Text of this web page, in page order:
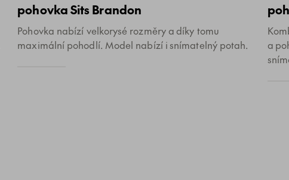
pohovka Sits Brandon
Pohovka nabízí velkorysé rozměry a díky tomu
maximální pohodlí. Model nabízí i snímatelný potah.
a